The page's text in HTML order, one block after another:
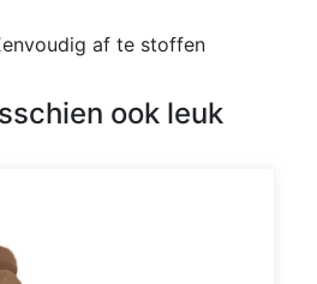
af te stoffen
ook leuk